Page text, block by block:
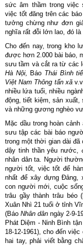
sức âm thầm trong việc
việc tốt đăng trên các
tưởng chừng như đơn
nghĩa rất đỗi lớn lao, đó là
Cho đến nay, trong kho
được hơn 2.000 bài báo,
sưu tầm và cắt ra từ các
Hà Nội,
Báo Thái Bình
Việt Nam Thông tấn xã
nhiều lứa tuổi, nhiều
động, tiết kiệm, sản xuất,
và những gương nghèo
Mặc dầu trong hoàn
sưu tập các bài báo
trong một thời gian dài
dậy tinh thần yêu nước,
nhân dân ta. Người
người tốt, việc tốt để
nhất để xây dựng Đảng,
con người mới, cuộc
trâu gầy thành trâu béo
Xuân Nhì 21 tuổi ở tỉnh
(BáoNhân dân ngày 2-9-
Phát Diệm - Ninh Bình
18-12-1961), cho đến
hai tay, phải viết bằng